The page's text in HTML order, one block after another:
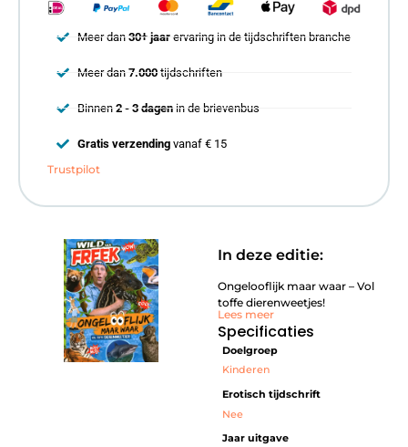
In deze editie:
Ongelooflijk maar waar – Vol
toffe dierenweetjes!
Lees meer
Specificaties
Doelgroep
Kinderen
Erotisch tijdschrift
Nee
Jaar uitgave
Meer dan 30+ jaarervaring in de tijdschriften branche
Meer dan 7.000tijdschriften
Binnen 2 - 3 dagenin de brievenbus
Gratis verzendingvanaf € 15
Trustpilot